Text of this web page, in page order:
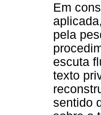
Em
pela
escuta
texto
sentido